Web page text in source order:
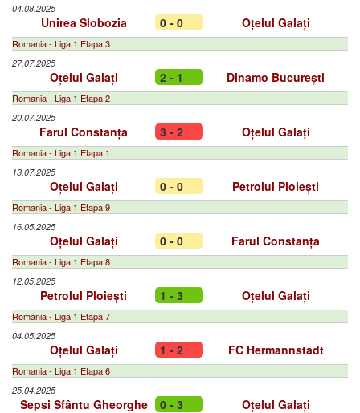
04.08.2025
Unirea Slobozia 0 - 0 Oțelul Galați
Romania - Liga 1 Etapa 3
27.07.2025
Oțelul Galați 2 - 1 Dinamo București
Romania - Liga 1 Etapa 2
20.07.2025
Farul Constanța 3 - 2 Oțelul Galați
Romania - Liga 1 Etapa 1
13.07.2025
Oțelul Galați 0 - 0 Petrolul Ploiești
Romania - Liga 1 Etapa 9
16.05.2025
Oțelul Galați 0 - 0 Farul Constanța
Romania - Liga 1 Etapa 8
12.05.2025
Petrolul Ploiești 1 - 3 Oțelul Galați
Romania - Liga 1 Etapa 7
04.05.2025
Oțelul Galați 1 - 2 FC Hermannstadt
Romania - Liga 1 Etapa 6
25.04.2025
Sepsi Sfântu Gheorghe 0 - 3 Oțelul Galați